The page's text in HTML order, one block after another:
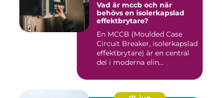
Vad är mccb och när
behövs en isolerkapslad
effektbrytare?
En MCCB (Moulded Case
Circuit Breaker, isolerkapslad
effektbrytare) är en central
del i moderna elin...